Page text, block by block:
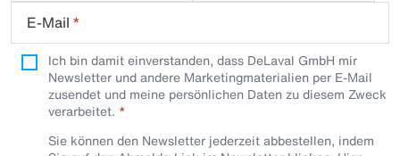
E-Mail *
Ich bin damit einverstanden, dass DeLaval GmbH mir
Newsletter und andere Marketingmaterialien per E-Mail
zusendet und meine persönlichen Daten zu diesem Zweck
verarbeitet.
Sie können den Newsletter jederzeit abbestellen, indem